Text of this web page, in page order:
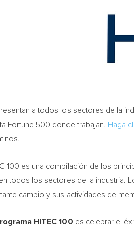
a todos los sectores de la
Fortune 500 donde trabajan.
Haga
100 es una compilación de los
todos los sectores de la industria.
cambio y sus actividades de
HITEC 100 es celebrar el